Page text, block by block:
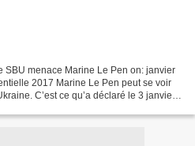
SBU menace Marine Le Pen on: janvier
2017 Marine Le Pen peut se voir
C’est ce qu’a déclaré le 3 janvier